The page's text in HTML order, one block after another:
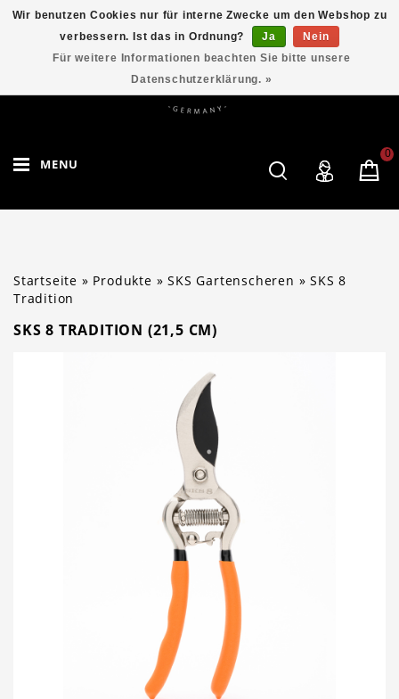
MENU
0
Startseite » Produkte »SKS Gartenscheren »SKS 8
Tradition
SKS 8 TRADITION (21,5 CM)
Wir benutzen Cookies nur für interne Zwecke um den Webshop zu
verbessern. Ist das in Ordnung?
Ja
Nein
Für weitere Informationen beachten Sie bitte unsere
Datenschutzerklärung. »